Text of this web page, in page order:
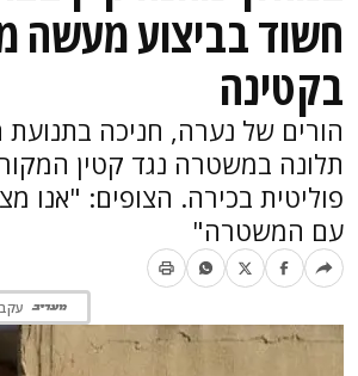
חשוד בביצוע מעשה
בקטינה
הורים של נערה, חניכה בתנועת
תלונה במשטרה נגד קטין
פוליטית בכירה. הצופים: "אנו
עם המשטרה"